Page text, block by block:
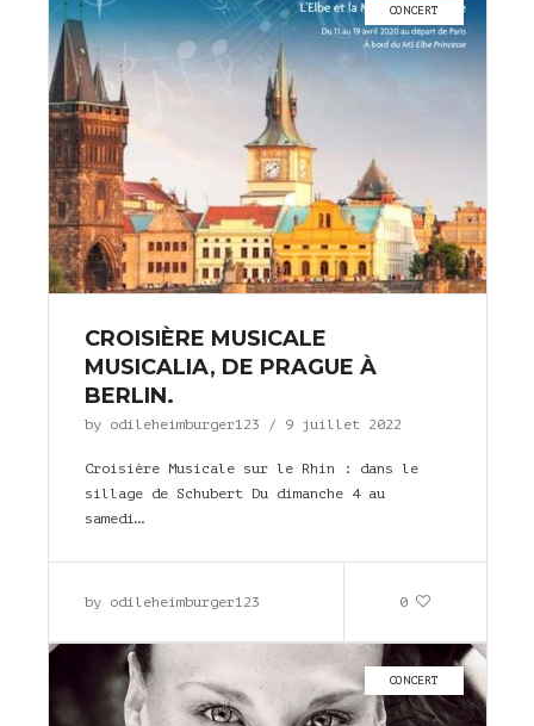
CONCERT
CROISIÈRE MUSICALE
MUSICALIA, DE PRAGUE À
BERLIN.
by odileheimburger123 / 9 juillet 2022
Croisière Musicale sur le Rhin : dans le
sillage de Schubert Du dimanche 4 au
samedi…
by odileheimburger123 0
CONCERT